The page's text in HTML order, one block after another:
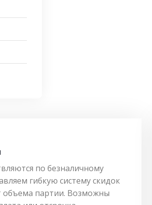
по безналичному
гибкую систему скидок
объема партии. Возможны